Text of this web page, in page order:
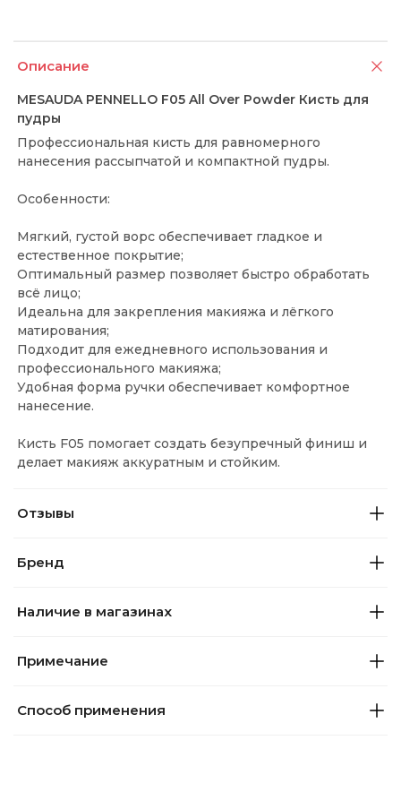
Описание
MESAUDA PENNELLO F05 All Over Powder Кисть для
пудры
Профессиональная кисть для равномерного
нанесения рассыпчатой и компактной пудры.
Особенности:
Мягкий, густой ворс обеспечивает гладкое и
естественное покрытие;
Оптимальный размер позволяет быстро обработать
всё лицо;
Идеальна для закрепления макияжа и лёгкого
матирования;
Подходит для ежедневного использования и
профессионального макияжа;
Удобная форма ручки обеспечивает комфортное
нанесение.
Кисть F05 помогает создать безупречный финиш и
делает макияж аккуратным и стойким.
Отзывы
Бренд
Наличие в магазинах
Примечание
Способ применения